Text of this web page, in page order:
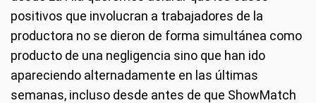
positivos que involucran a trabajadores de la
productora no se dieron de forma simultánea como
producto de una negligencia sino que han ido
apareciendo alternadamente en las últimas
semanas, incluso desde antes de que ShowMatch